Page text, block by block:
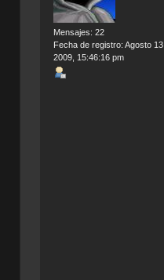
Mensajes: 22
Fecha de registro: Agosto 13,
2009, 15:46:16 pm